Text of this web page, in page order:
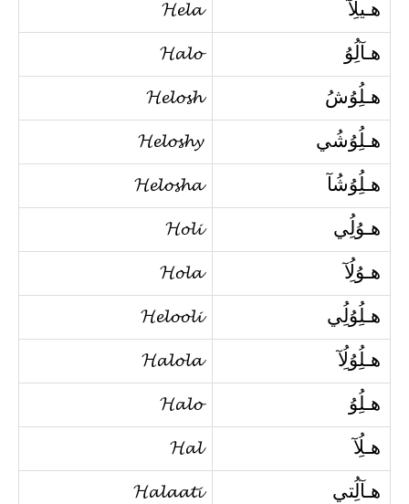
هـيلُِآ 𝓗𝓮𝓵𝓪
هـآلُِوُ 𝓗𝓪𝓵𝓸
هـلُِوُشُ 𝓗𝓮𝓵𝓸𝓼𝓱
هـلُِوُشُي 𝓗𝓮𝓵𝓸𝓼𝓱𝔂
هـلُِوُشُآ 𝓗𝓮𝓵𝓸𝓼𝓱𝓪
هـوُلُِي 𝓗𝓸𝓵𝓲
هـوُلُِآ 𝓗𝓸𝓵𝓪
هـلُِوُلُِي 𝓗𝓮𝓵𝓸𝓸𝓵𝓲
هـلُِوُلُِآ 𝓗𝓪𝓵𝓸𝓵𝓪
هـلُِوُ 𝓗𝓪𝓵𝓸
هـلُِآ 𝓗𝓪𝓵
هـآلُِتي 𝓗𝓪𝓵𝓪𝓪𝓽𝓲